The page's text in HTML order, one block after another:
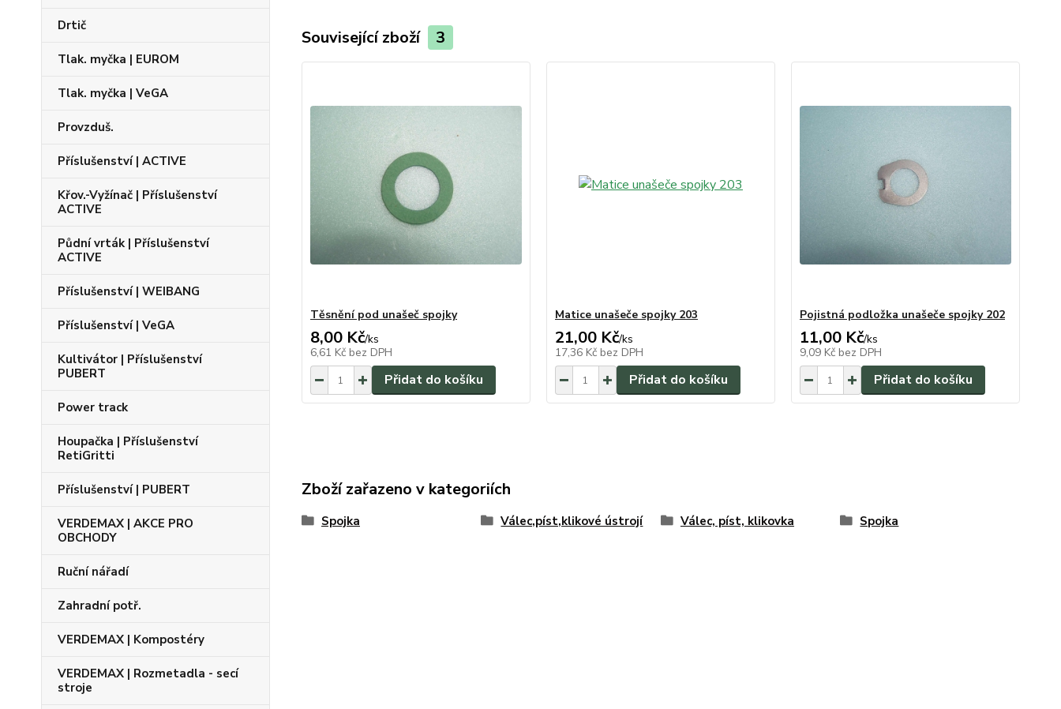
Drtič
Tlak. myčka | EUROM
Tlak. myčka | VeGA
Provzduš.
Příslušenství | ACTIVE
Křov.-Vyžínač | Příslušenství
ACTIVE
Půdní vrták | Příslušenství
ACTIVE
Příslušenství | WEIBANG
Příslušenství | VeGA
Kultivátor | Příslušenství
PUBERT
Power track
Houpačka | Příslušenství
RetiGritti
Příslušenství | PUBERT
VERDEMAX | AKCE PRO
OBCHODY
Ruční nářadí
Zahradní potř.
VERDEMAX | Kompostéry
VERDEMAX | Rozmetadla - secí
stroje
Související zboží 3
Těsnění pod unašeč spojky
8,00 Kč/ks
6,61 Kč bez DPH
Přidat do košíku
Matice unašeče spojky 203
21,00 Kč/ks
17,36 Kč bez DPH
Přidat do košíku
Pojistná podložka unašeče spojky 202
11,00 Kč/ks
9,09 Kč bez DPH
Přidat do košíku
Zboží zařazeno v kategoriích
Spojka Válec,píst,klikové ústrojí Válec, píst, klikovka Spojka